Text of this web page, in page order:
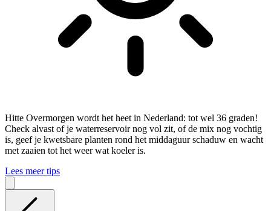
Hitte Overmorgen wordt het heet in Nederland: tot wel 36 graden!
Check alvast of je waterreservoir nog vol zit, of de mix nog vochtig
is, geef je kwetsbare planten rond het middaguur schaduw en wacht
met zaaien tot het weer wat koeler is.
Lees meer tips